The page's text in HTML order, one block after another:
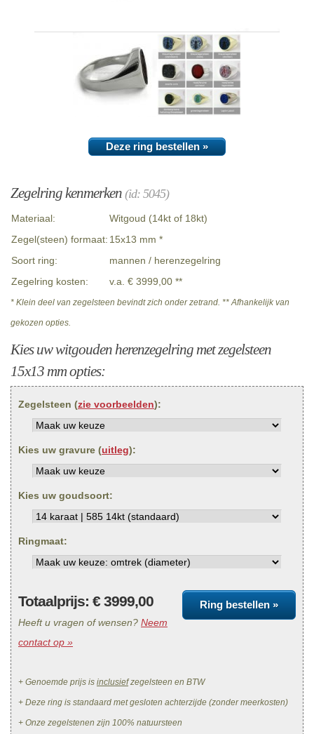
Deze ring bestellen »
Zegelring kenmerken (id: 5045)
Materiaal:
Witgoud (14kt of 18kt)
Zegel(steen) formaat: 15x13 mm *
Soort ring:
mannen / herenzegelring
Zegelring kosten:
v.a. € 3999,00 **
* Klein deel van zegelsteen bevindt zich onder zetrand. ** Afhankelijk van
gekozen opties.
Kies uw witgouden herenzegelring met zegelsteen
15x13 mm opties:
Zegelsteen (zie voorbeelden):
Kies uw gravure (uitleg):
Kies uw goudsoort:
Ringmaat:
Ring bestellen »
Totaalprijs: €3999,00
Heeft u vragen of wensen? Neem
contact op »
+ Genoemde prijs is inclusiefzegelsteen en BTW
+ Deze ring is standaard met gesloten achterzijde (zonder meerkosten)
+ Onze zegelstenen zijn 100% natuursteen